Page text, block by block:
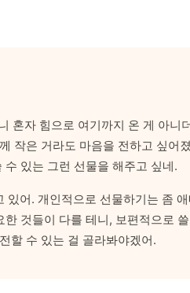
혼자 힘으로 여기까지 온 게 아니
작은 거라도 마음을 전하고 싶어
있는 그런 선물을 해주고 싶네.
있어. 개인적으로 선물하기는 좀
것들이 다를 테니, 보편적으로
할 수 있는 걸 골라봐야겠어.